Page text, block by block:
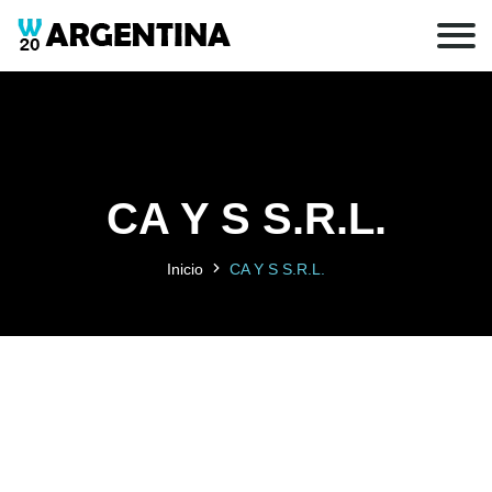
CA Y S S.R.L.
Inicio CA Y S S.R.L.